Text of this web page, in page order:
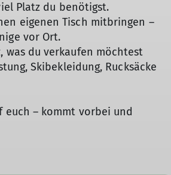
Platz du benötigst.
eigenen Tisch mitbringen –
vor Ort.
was du verkaufen möchtest
Skibekleidung, Rucksäcke
euch – kommt vorbei und